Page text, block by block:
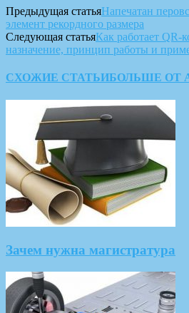
Предыдущая статьяНапечатан
элемент рекордного размера
Следующая статьяКак работает QR-
назначение, принцип работы и
СХОЖИЕ СТАТЬИБОЛЬШЕ ОТ
Зачем нужна магистратура